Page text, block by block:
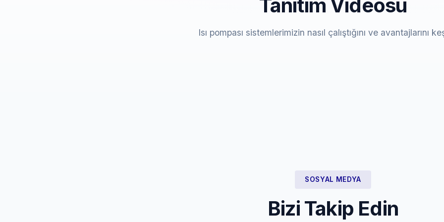
Tanıtım Videosu
Isı pompası sistemlerimizin nasıl çalıştığını ve avantajlarını
SOSYAL MEDYA
Bizi Takip Edin